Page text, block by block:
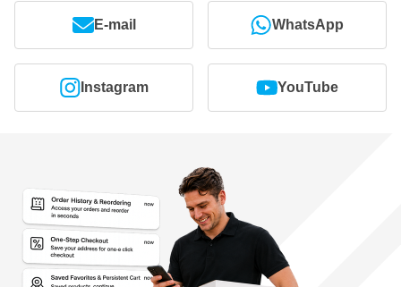
E-mail WhatsApp
Instagram YouTube